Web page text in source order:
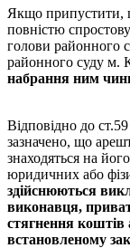
Якщо припустити,
повністю
голови районного
районного суду м.
набрання ним
Відповідно до
зазначено, що
знаходяться на
юридичних або
здійснюються
виконавця,
стягнення
встановленому